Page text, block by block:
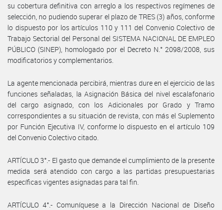
su cobertura definitiva con arreglo a los respectivos regímenes de
selección, no pudiendo superar el plazo de TRES (3) años, conforme
lo dispuesto por los artículos 110 y 111 del Convenio Colectivo de
Trabajo Sectorial del Personal del SISTEMA NACIONAL DE EMPLEO
PÚBLICO (SINEP), homologado por el Decreto N.° 2098/2008, sus
modificatorios y complementarios.
La agente mencionada percibirá, mientras dure en el ejercicio de las
funciones señaladas, la Asignación Básica del nivel escalafonario
del cargo asignado, con los Adicionales por Grado y Tramo
correspondientes a su situación de revista, con más el Suplemento
por Función Ejecutiva IV, conforme lo dispuesto en el artículo 109
del Convenio Colectivo citado.
ARTÍCULO 3°.- El gasto que demande el cumplimiento de la presente
medida será atendido con cargo a las partidas presupuestarias
específicas vigentes asignadas para tal fin.
ARTÍCULO 4°.- Comuníquese a la Dirección Nacional de Diseño